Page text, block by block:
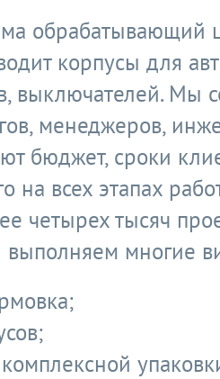
обрабатывающий
корпусы для
выключателей. Мы
менеджеров,
бюджет, сроки
на всех этапах
четырех тысяч
многие